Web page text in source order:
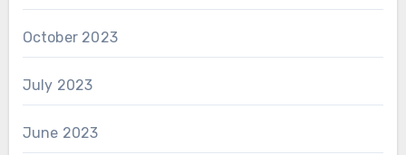
October 2023
July 2023
June 2023